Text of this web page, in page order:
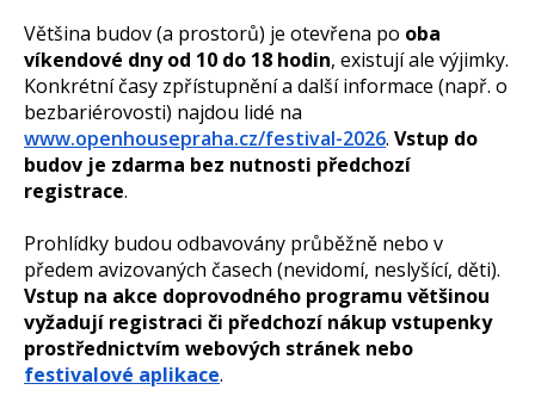
Většina budov (a prostorů) je otevřena po oba
víkendové dny od 10 do 18 hodin, existují ale výjimky.
Konkrétní časy zpřístupnění a další informace (např. o
bezbariérovosti) najdou lidé na
www.openhousepraha.cz/festival-2026. Vstup do
budov je zdarma bez nutnosti předchozí
registrace.
Prohlídky budou odbavovány průběžně nebo v
předem avizovaných časech (nevidomí, neslyšící, děti).
Vstup na akce doprovodného programu většinou
vyžadují registraci či předchozí nákup vstupenky
prostřednictvím webových stránek nebo
festivalové aplikace.